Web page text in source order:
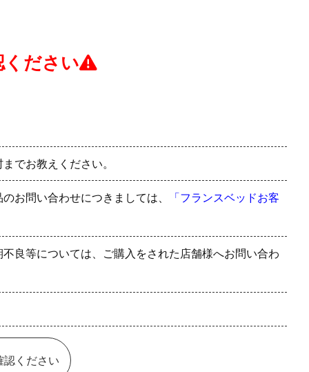
ください
でお教えください。
お問い合わせにつきましては、 「フランスベッドお客
良等については、ご購入をされた店舗様へお問い合わ
認ください